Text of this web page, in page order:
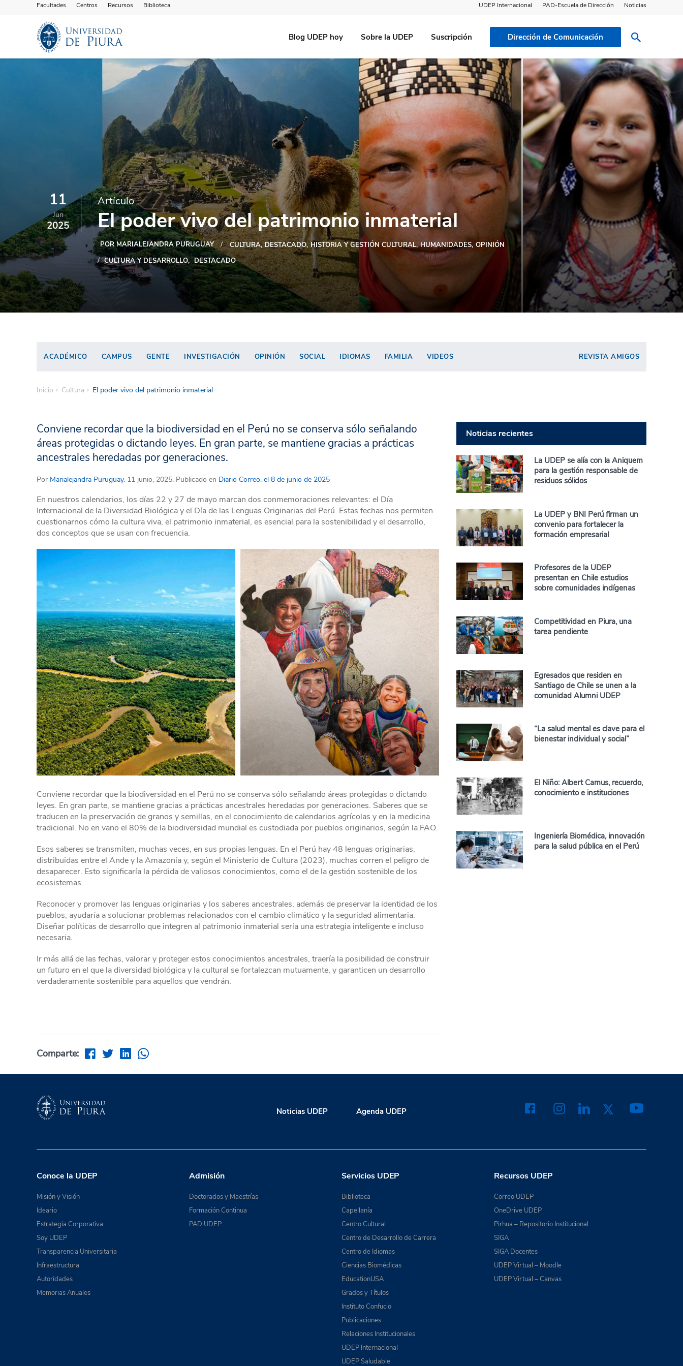
Facultades Centros Recursos Biblioteca UDEP Internacional PAD-Escuela de Dirección Noticias
Blog UDEP hoy Sobre la UDEP Suscripción Dirección de Comunicación
11
Jun
2025
Artículo
El poder vivo del patrimonio inmaterial
POR MARIALEJANDRA PURUGUAY CULTURA DESTACADO HISTORIA Y GESTIÓN CULTURAL HUMANIDADES OPINIÓN
CULTURA Y DESARROLLO
DESTACADO
ACADÉMICO CAMPUS GENTE INVESTIGACIÓN OPINIÓN SOCIAL IDIOMAS FAMILIA VIDEOS REVISTA AMIGOS
Inicio Cultura El poder vivo del patrimonio inmaterial
Conviene recordar que la biodiversidad en el Perú no se conserva sólo señalando
áreas protegidas o dictando leyes. En gran parte, se mantiene gracias a prácticas
ancestrales heredadas por generaciones.
Por Marialejandra Puruguay. 11 junio, 2025. Publicado en Diario Correo, el 8 de junio de 2025
En nuestros calendarios, los días 22 y 27 de mayo marcan dos conmemoraciones relevantes: el Día
Internacional de la Diversidad Biológica y el Día de las Lenguas Originarias del Perú. Estas fechas nos permiten
cuestionarnos cómo la cultura viva, el patrimonio inmaterial, es esencial para la sostenibilidad y el desarrollo,
dos conceptos que se usan con frecuencia.
Conviene recordar que la biodiversidad en el Perú no se conserva sólo señalando áreas protegidas o dictando
leyes. En gran parte, se mantiene gracias a prácticas ancestrales heredadas por generaciones. Saberes que se
traducen en la preservación de granos y semillas, en el conocimiento de calendarios agrícolas y en la medicina
tradicional. No en vano el 80% de la biodiversidad mundial es custodiada por pueblos originarios, según la FAO.
Esos saberes se transmiten, muchas veces, en sus propias lenguas. En el Perú hay 48 lenguas originarias,
distribuidas entre el Ande y la Amazonía y, según el Ministerio de Cultura (2023), muchas corren el peligro de
desaparecer. Esto significaría la pérdida de valiosos conocimientos, como el de la gestión sostenible de los
ecosistemas.
Reconocer y promover las lenguas originarias y los saberes ancestrales, además de preservar la identidad de los
pueblos, ayudaría a solucionar problemas relacionados con el cambio climático y la seguridad alimentaria.
Diseñar políticas de desarrollo que integren al patrimonio inmaterial sería una estrategia inteligente e incluso
necesaria.
Ir más allá de las fechas, valorar y proteger estos conocimientos ancestrales, traería la posibilidad de construir
un futuro en el que la diversidad biológica y la cultural se fortalezcan mutuamente, y garanticen un desarrollo
verdaderamente sostenible para aquellos que vendrán.
Comparte:
Noticias recientes
La UDEP se alía con la Aniquem
para la gestión responsable de
residuos sólidos
La UDEP y BNI Perú firman un
convenio para fortalecer la
formación empresarial
Profesores de la UDEP
presentan en Chile estudios
sobre comunidades indígenas
Competitividad en Piura, una
tarea pendiente
Egresados que residen en
Santiago de Chile se unen a la
comunidad Alumni UDEP
“La salud mental es clave para el
bienestar individual y social”
El Niño: Albert Camus, recuerdo,
conocimiento e instituciones
Ingeniería Biomédica, innovación
para la salud pública en el Perú
Noticias UDEP Agenda UDEP
Conoce la UDEP
Misión y Visión
Ideario
Estrategia Corporativa
Soy UDEP
Transparencia Universitaria
Infraestructura
Autoridades
Memorias Anuales
Admisión
Doctorados y Maestrías
Formación Continua
PAD UDEP
Servicios UDEP
Biblioteca
Capellanía
Centro Cultural
Centro de Desarrollo de Carrera
Centro de Idiomas
Ciencias Biomédicas
EducationUSA
Grados y Títulos
Instituto Confucio
Publicaciones
Relaciones Institucionales
UDEP Internacional
UDEP Saludable
Recursos UDEP
Correo UDEP
OneDrive UDEP
Pirhua – Repositorio Institucional
SIGA
SIGA Docentes
UDEP Virtual – Moodle
UDEP Virtual – Canvas